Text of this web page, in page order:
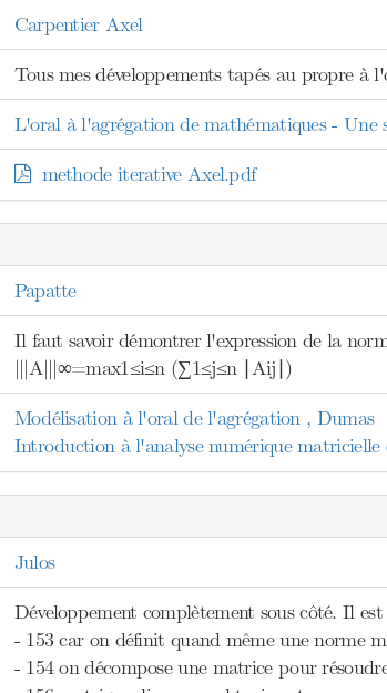
Carpentier Axel
Tous mes développements tapés au propre
L'oral à l'agrégation de mathématiques - Une
methode iterative Axel.pdf
Papatte
Il faut savoir démontrer l'expression de la
|||A|||∞=max1≤i≤n (∑1≤j≤n ∣Aij∣)
Modélisation à l'oral de l'agrégation , Dumas
Introduction à l'analyse numérique
Julos
Développement complètement sous côté. Il
- 153 car on définit quand même une norme
- 154 on décompose une matrice pour